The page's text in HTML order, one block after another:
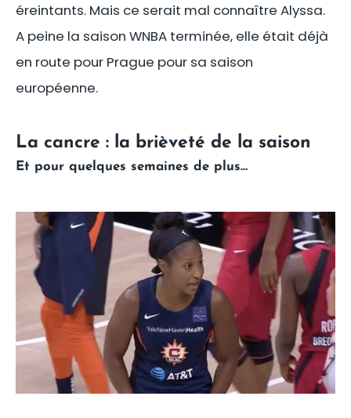
éreintants. Mais ce serait mal connaître Alyssa.
A peine la saison WNBA terminée, elle était déjà
en route pour Prague pour sa saison
européenne.
La cancre : la brièveté de la saison
Et pour quelques semaines de plus…